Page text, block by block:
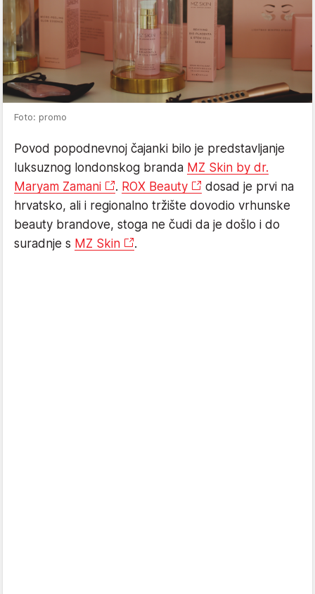
Foto: promo
Povod popodnevnoj čajanki bilo je predstavljanje
luksuznog londonskog branda MZ Skin by dr.
Maryam Zamani
. ROX Beauty
dosad je prvi na
hrvatsko, ali i regionalno tržište dovodio vrhunske
beauty brandove, stoga ne čudi da je došlo i do
suradnje s MZ Skin .